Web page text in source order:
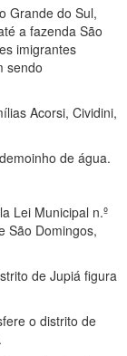
Grande do Sul,
a fazenda São
imigrantes
sendo
Acorsi, Cividini,
de água.
Lei Municipal n.º
São Domingos,
de Jupiá figura
o distrito de